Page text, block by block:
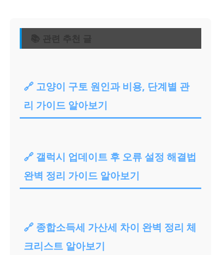
📚 관련 추천 글
🔗 고양이 구토 원인과 비용, 단계별 관
리 가이드 알아보기
🔗 갤럭시 업데이트 후 오류 설정 해결법
완벽 정리 가이드 알아보기
🔗 종합소득세 가산세 차이 완벽 정리 체
크리스트 알아보기